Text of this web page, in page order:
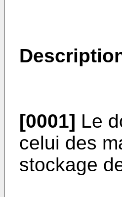
[0001] Le
celui des
stockage